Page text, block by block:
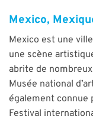
Mexico,
Mexico est une
une scène
abrite de
Musée national
également connue
Festival